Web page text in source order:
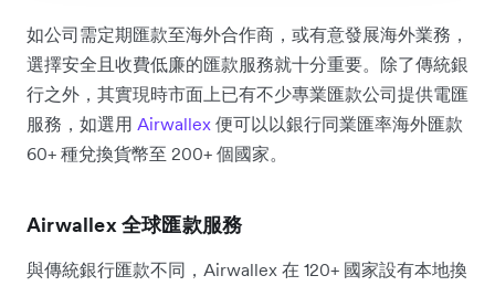
如公司需定期匯款至海外合作商，或有意發展海外業務，
選擇安全且收費低廉的匯款服務就十分重要。除了傳統銀
行之外，其實現時市面上已有不少專業匯款公司提供電匯
服務，如選用 Airwallex 便可以以銀行同業匯率海外匯款
60+ 種兌換貨幣至 200+ 個國家。
Airwallex 全球匯款服務
與傳統銀行匯款不同，Airwallex 在 120+ 國家設有本地換